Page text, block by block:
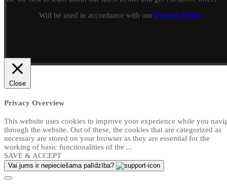
Will be used in accordance with our Privacy Policy
Close
Privacy Overview
This website uses cookies to improve your experience while you
through the website. Out of these, the cookies that are categorized as
necessary are stored on your browser as they are essential for the
working of basic functionalities of the ...
SAVE & ACCEPT
Vai jums ir nepieciešama palīdzība?